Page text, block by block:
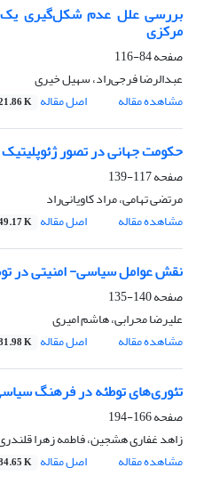
بررسی علل عدم شکل‌گیری یک
مرکزی
صفحه84-116
عبدالرضا فرجی‌راد، سهیل خیری
مشاهده مقاله
اصل مقاله K
حکومت جهانی در تصور ژئوپلیتیک
صفحه117-139
مرتضی تهامی، مراد کاویانی‌راد
مشاهده مقاله
اصل مقاله K
نقش عوامل سیاسی- امنیتی در
صفحه140-135
علیرضا محرابی، هاشم امیری
مشاهده مقاله
اصل مقاله K
تئوری‌های توطئه در فرهنگ
صفحه166-194
زاهد غفاری هشجین، فاطمه زهرا
مشاهده مقاله
اصل مقاله K